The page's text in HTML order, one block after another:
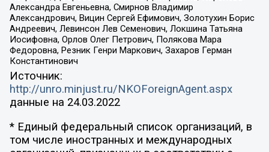
Александра Евгеньевна, Смирнов Владимир
Александрович, Вицин Сергей Ефимович, Золотухин Борис
Андреевич, Левинсон Лев Семенович, Локшина Татьяна
Иосифовна, Орлов Олег Петрович, Полякова Мара
Федоровна, Резник Генри Маркович, Захаров Герман
Константинович
Источник:
http://unro.minjust.ru/NKOForeignAgent.aspx
данные на 24.03.2022
* Единый федеральный список организаций, в
том числе иностранных и международных